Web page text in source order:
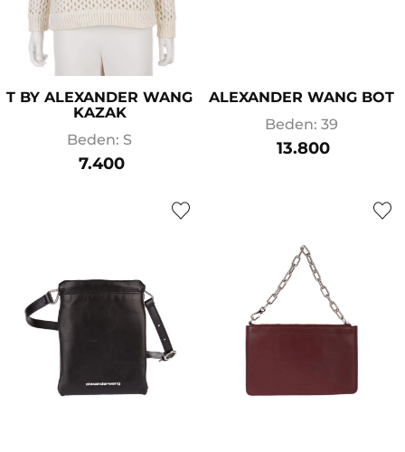
T BY ALEXANDER WANG
KAZAK
Beden: S
7.400
ALEXANDER WANG BOT
Beden: 39
13.800